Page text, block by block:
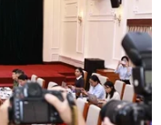
đánh giá sự hỗ
Nam sẽ góp
chống dịch bệnh
phức tạp.